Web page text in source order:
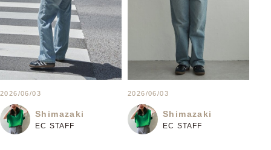
2026/06/03
Shimazaki
EC STAFF
2026/06/03
Shimazaki
EC STAFF